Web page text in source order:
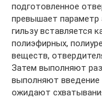
подготовленное
превышает параметр
гильзу вставляется
полиэфирных,
веществ,
Затем выполняют
выполняют введение
ожидают